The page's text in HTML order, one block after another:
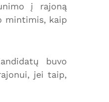
į rajoną
mintimis, kaip
buvo
jei taip,